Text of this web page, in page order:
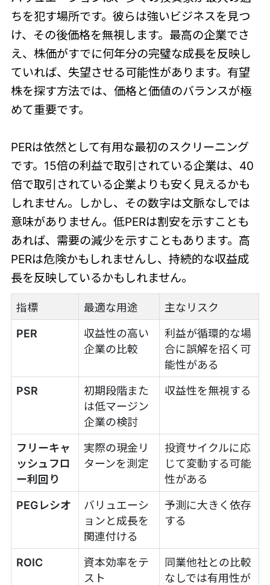
ちを犯す場所です。彼らは強いビジネスを見つ
け、その後価格を無視します。最高の企業でさ
え、株価がすでに何年分の完璧な成長を反映し
ていれば、失望させる可能性があります。有望
株を探す方法では、価格と価値のバランスが極
めて重要です。
PERは依然として有用な最初のスクリーニング
です。15倍の利益で取引されている企業は、40
倍で取引されている企業よりも安く見えるかも
しれません。しかし、その数字は文脈なしでは
意味がありません。低PERは割安を示すことも
あれば、需要の減少を示すこともあります。高
PERは危険かもしれませんし、持続的な収益成
長を反映しているかもしれません。
指標 最適な用途 主なリスク
PER
収益性の高い
企業の比較
利益が循環的な場
合に誤解を招く可
能性がある
PSR
初期段階また
は低マージン
企業の検討
収益性を無視する
フリーキャ
ッシュフロ
ー利回り
実際の現金リ
ターンを測定
投資サイクルに応
じて変動する可能
性がある
PEGレシオ
バリュエーシ
ョンと成長を
関連付ける
予測に大きく依存
する
ROIC
資本効率をテ
スト
同業他社との比較
なしでは有用性が